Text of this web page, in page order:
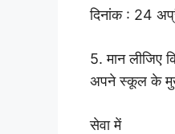
दिनांक : 24
5. मान लीजिए
अपने स्कूल के
सेवा में